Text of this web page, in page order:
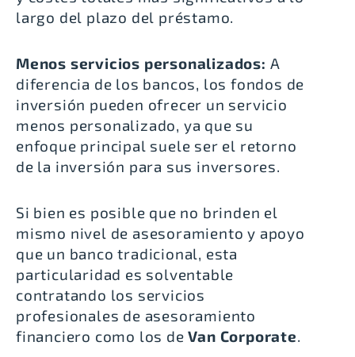
largo del plazo del préstamo.
Menos servicios personalizados: A
diferencia de los bancos, los fondos de
inversión pueden ofrecer un servicio
menos personalizado, ya que su
enfoque principal suele ser el retorno
de la inversión para sus inversores.
Si bien es posible que no brinden el
mismo nivel de asesoramiento y apoyo
que un banco tradicional, esta
particularidad es solventable
contratando los servicios
profesionales de asesoramiento
financiero como los deVan Corporate.